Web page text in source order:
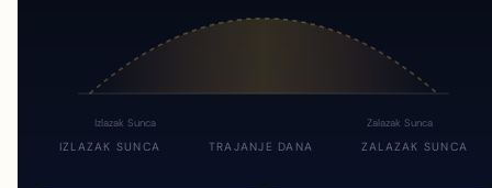
Izlazak Sunca Zalazak Sunca
IZLAZAK SUNCA TRAJANJE DANA ZALAZAK SUNCA